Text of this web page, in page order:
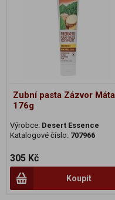
Zubní pasta Zázvor Máta
176g
Výrobce: Desert Essence
Katalogové číslo: 707966
305 Kč
Koupit